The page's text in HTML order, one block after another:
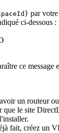
par
ci-dessous :
ce message
un routeur
que le site
fait, créez un